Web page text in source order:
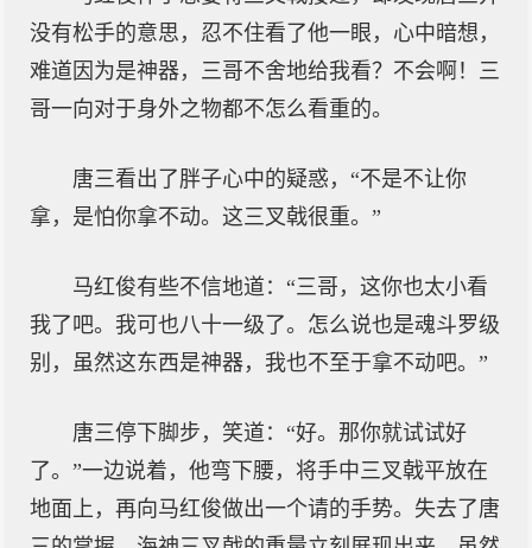
没有松手的意思，忍不住看了他一眼，心中暗想，
难道因为是神器，三哥不舍地给我看？不会啊！三
哥一向对于身外之物都不怎么看重的。
唐三看出了胖子心中的疑惑，“不是不让你
拿，是怕你拿不动。这三叉戟很重。”
马红俊有些不信地道：“三哥，这你也太小看
我了吧。我可也八十一级了。怎么说也是魂斗罗级
别，虽然这东西是神器，我也不至于拿不动吧。”
唐三停下脚步，笑道：“好。那你就试试好
了。”一边说着，他弯下腰，将手中三叉戟平放在
地面上，再向马红俊做出一个请的手势。失去了唐